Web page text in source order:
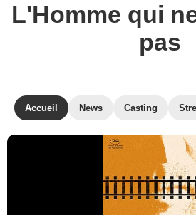
L'Homme qui
pas
Accueil News Casting